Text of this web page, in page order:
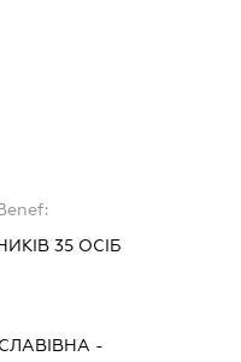
35 ОСІБ
-